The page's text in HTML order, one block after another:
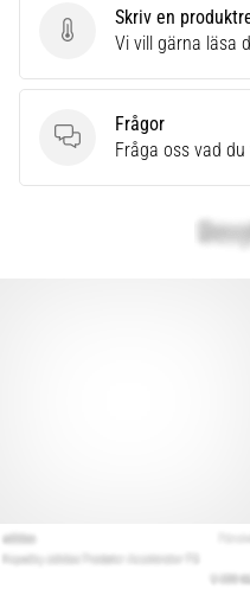
Skriv en
Skriv en
Vi vill gärna läsa
Frågor
Frågor
Fråga oss vad du